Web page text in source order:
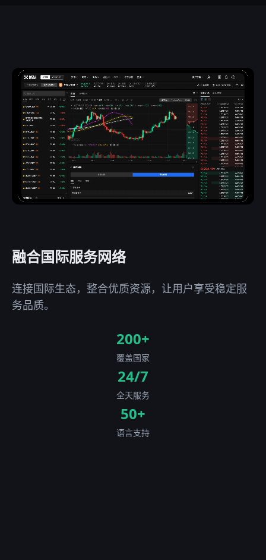
融合国际服务网络
连接国际生态，整合优质资源，让用户享受稳定服
务品质。
200+
覆盖国家
24/7
全天服务
50+
语言支持